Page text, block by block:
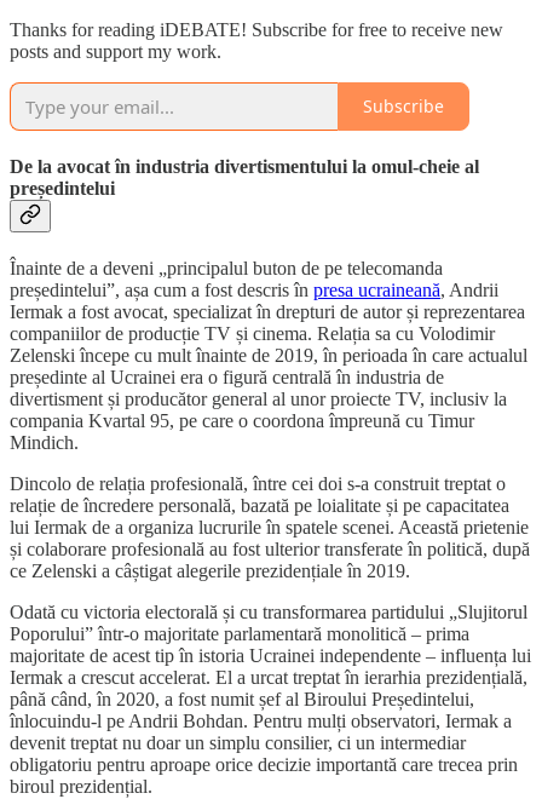
Thanks for reading iDEBATE! Subscribe for free to receive new
posts and support my work.
Subscribe
De la avocat în industria divertismentului la omul-cheie al
președintelui
Înainte de a deveni „principalul buton de pe telecomanda
președintelui”, așa cum a fost descris în presa ucraineană, Andrii
Iermak a fost avocat, specializat în drepturi de autor și reprezentarea
companiilor de producție TV și cinema. Relația sa cu Volodimir
Zelenski începe cu mult înainte de 2019, în perioada în care actualul
președinte al Ucrainei era o figură centrală în industria de
divertisment și producător general al unor proiecte TV, inclusiv la
compania Kvartal 95, pe care o coordona împreună cu Timur
Mindich.
Dincolo de relația profesională, între cei doi s-a construit treptat o
relație de încredere personală, bazată pe loialitate și pe capacitatea
lui Iermak de a organiza lucrurile în spatele scenei. Această prietenie
și colaborare profesională au fost ulterior transferate în politică, după
ce Zelenski a câștigat alegerile prezidențiale în 2019.
Odată cu victoria electorală și cu transformarea partidului „Slujitorul
Poporului” într-o majoritate parlamentară monolitică – prima
majoritate de acest tip în istoria Ucrainei independente – influența lui
Iermak a crescut accelerat. El a urcat treptat în ierarhia prezidențială,
până când, în 2020, a fost numit șef al Biroului Președintelui,
înlocuindu-l pe Andrii Bohdan. Pentru mulți observatori, Iermak a
devenit treptat nu doar un simplu consilier, ci un intermediar
obligatoriu pentru aproape orice decizie importantă care trecea prin
biroul prezidențial.